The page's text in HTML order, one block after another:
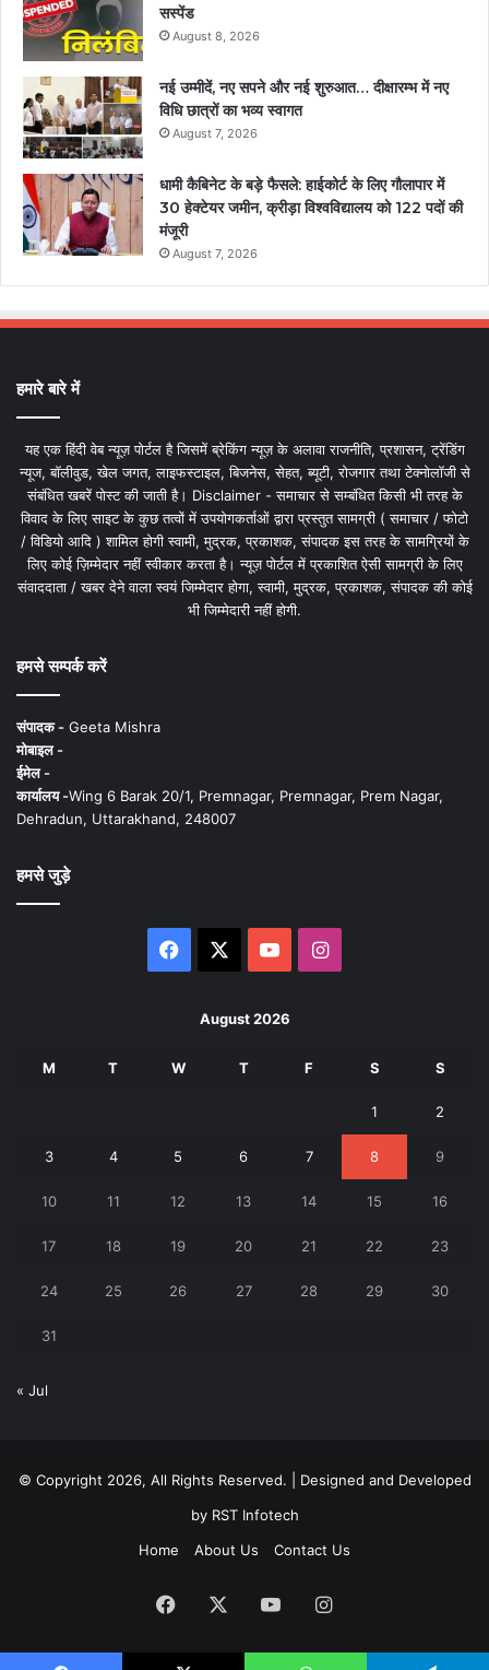
सस्पेंड
August 8, 2026
नई उम्मीदें, नए सपने और नई शुरुआत… दीक्षारम्भ में नए
विधि छात्रों का भव्य स्वागत
August 7, 2026
धामी कैबिनेट के बड़े फैसले: हाईकोर्ट के लिए गौलापार में
30 हेक्टेयर जमीन, क्रीड़ा विश्वविद्यालय को 122 पदों की
मंजूरी
August 7, 2026
हमारे बारे में
यह एक हिंदी वेब न्यूज़ पोर्टल है जिसमें ब्रेकिंग न्यूज़ के अलावा राजनीति, प्रशासन, ट्रेंडिंग
न्यूज, बॉलीवुड, खेल जगत, लाइफस्टाइल, बिजनेस, सेहत, ब्यूटी, रोजगार तथा टेक्नोलॉजी से
संबंधित खबरें पोस्ट की जाती है। Disclaimer - समाचार से सम्बंधित किसी भी तरह के
विवाद के लिए साइट के कुछ तत्वों में उपयोगकर्ताओं द्वारा प्रस्तुत सामग्री ( समाचार / फोटो
/ विडियो आदि ) शामिल होगी स्वामी, मुद्रक, प्रकाशक, संपादक इस तरह के सामग्रियों के
लिए कोई ज़िम्मेदार नहीं स्वीकार करता है। न्यूज़ पोर्टल में प्रकाशित ऐसी सामग्री के लिए
संवाददाता / खबर देने वाला स्वयं जिम्मेदार होगा, स्वामी, मुद्रक, प्रकाशक, संपादक की कोई
भी जिम्मेदारी नहीं होगी.
हमसे सम्पर्क करें
संपादक - Geeta Mishra
मोबाइल -
ईमेल -
कार्यालय -Wing 6 Barak 20/1, Premnagar, Premnagar, Prem Nagar,
Dehradun, Uttarakhand, 248007
हमसे जुड़े
Facebook YouTubeInstagram
August 2026
M T W T F S S
1 2
3 4 5 6 7 8 9
10 11 12 13 14 15 16
17 18 19 20 21 22 23
24 25 26 27 28 29 30
31
« Jul
© Copyright 2026, All Rights Reserved. | Designed and Developed
byRST Infotech
Home
About Us Contact Us
Facebook YouTubeInstagram